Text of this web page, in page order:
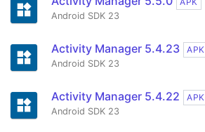
Android SDK 23
Activity Manager 5.4.23
APK
Android SDK 23
Activity Manager 5.4.22
APK
Android SDK 23